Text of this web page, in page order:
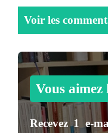
Voir les
Vous
Recevez1 e-